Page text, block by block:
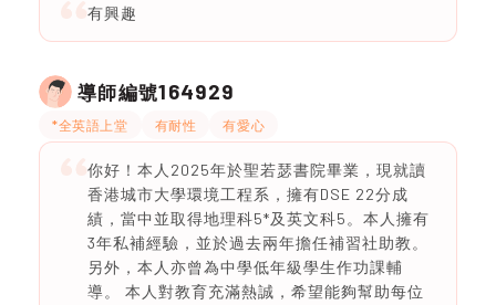
有興趣
導師編號164929
*全英語上堂 有耐性 有愛心
你好！本人2025年於聖若瑟書院畢業，現就讀
香港城市大學環境工程系，擁有DSE 22分成
績，當中並取得地理科5*及英文科5。本人擁有
3年私補經驗，並於過去兩年擔任補習社助教。
另外，本人亦曾為中學低年級學生作功課輔
導。 本人對教育充滿熱誠，希望能夠幫助每位